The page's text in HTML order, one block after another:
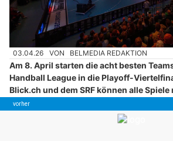
03.04.26 VON BELMEDIA REDAKTION
Am 8. April starten die acht besten
Handball League in die Playoff-
Blick.ch und dem SRF können alle
Die TV-Termine der ersten Playoff-
Nach 27 Runden steht in der Quickline